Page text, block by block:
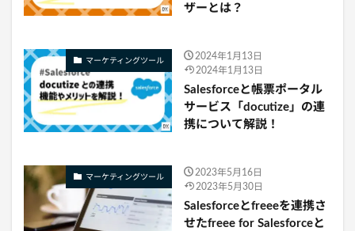
ザーとは？
マーケティングツール
2024年1月13日
2024年1月13日
Salesforceと帳票ポータル
サービス「docutize」の連
携について解説！
マーケティングツール
2023年5月16日
2023年5月30日
Salesforceとfreeeを連携さ
せたfreee for Salesforceと